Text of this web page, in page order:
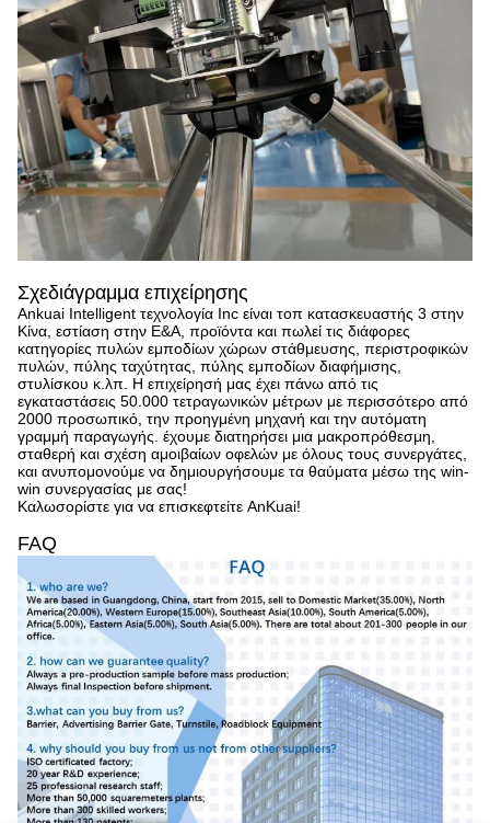
Σχεδιάγραμμα επιχείρησης
Ankuai Intelligent τεχνολογία Inc είναι τοπ κατασκευαστής 3 στην
Κίνα, εστίαση στην Ε&Α, προϊόντα και πωλεί τις διάφορες
κατηγορίες πυλών εμποδίων χώρων στάθμευσης, περιστροφικών
πυλών, πύλης ταχύτητας, πύλης εμποδίων διαφήμισης,
στυλίσκου κ.λπ. Η επιχείρησή μας έχει πάνω από τις
εγκαταστάσεις 50.000 τετραγωνικών μέτρων με περισσότερο από
2000 προσωπικό, την προηγμένη μηχανή και την αυτόματη
γραμμή παραγωγής. έχουμε διατηρήσει μια μακροπρόθεσμη,
σταθερή και σχέση αμοιβαίων οφελών με όλους τους συνεργάτες,
και ανυπομονούμε να δημιουργήσουμε τα θαύματα μέσω της win-
win συνεργασίας με σας!
Καλωσορίστε για να επισκεφτείτε AnKuai!
FAQ